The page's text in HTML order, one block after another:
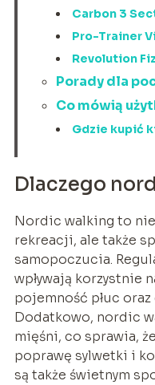
Carbon 3
Pro-Trainer
Revolution
Porady dla
Co mówią
Gdzie kupić
Dlaczego
Nordic walking to
rekreacji, ale także
samopoczucia.
wpływają korzystnie
pojemność płuc
Dodatkowo, nordic
mięśni, co sprawia,
poprawę sylwetki i
są także świetnym